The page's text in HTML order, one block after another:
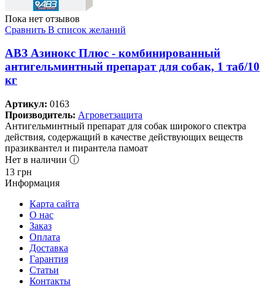
Пока нет отзывов
Сравнить В список желаний
АВЗ Азинокс Плюс - комбинированный
антигельминтный препарат для собак, 1 таб/10
кг
Артикул: 0163
Производитель: Агроветзащита
Антигельминтный препарат для собак широкого спектра
действия, содержащий в качестве действующих веществ
празиквантел и пирантела памоат
Нет в наличии ⓘ
13 грн
Информация
Карта сайта
О нас
Заказ
Оплата
Доставка
Гарантия
Статьи
Контакты